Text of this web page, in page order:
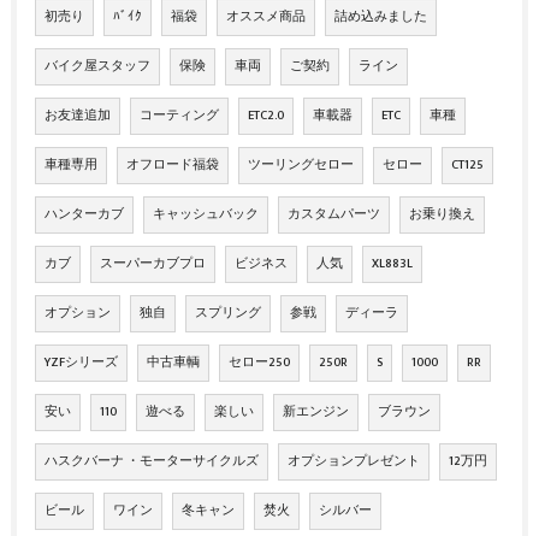
初売り ﾊﾞｲｸ 福袋 オススメ商品 詰め込みました
バイク屋スタッフ 保険 車両 ご契約 ライン
お友達追加 コーティング ETC2.0 車載器 ETC 車種
車種専用 オフロード福袋 ツーリングセロー セロー CT125
ハンターカブ キャッシュバック カスタムパーツ お乗り換え
カブ スーパーカブプロ ビジネス 人気 XL883L
オプション 独自 スプリング 参戦 ディーラ
YZFシリーズ 中古車輌 セロー250 250R S 1000 RR
安い 110 遊べる 楽しい 新エンジン ブラウン
ハスクバーナ ・モーターサイクルズ オプションプレゼント 12万円
ビール ワイン 冬キャン 焚火 シルバー